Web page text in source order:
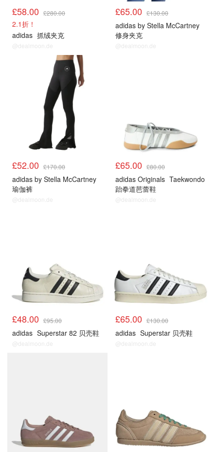
£58.00 £280.00
2.1折！
adidas 抓绒夹克
@dealmoon.de
£65.00 £130.00
adidas by Stella McCartney
修身夹克
@dealmoon.de
£52.00 £170.00
adidas by Stella McCartney
瑜伽裤
@dealmoon.de
£65.00 £80.00
adidas Originals Taekwondo
跆拳道芭蕾鞋
@dealmoon.de
£48.00 £95.00
adidas Superstar 82 贝壳鞋
@dealmoon.de
£65.00 £130.00
adidas Superstar 贝壳鞋
@dealmoon.de